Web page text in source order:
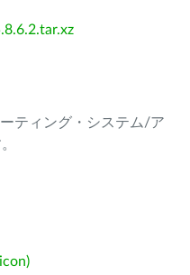
ティング・システム/ア